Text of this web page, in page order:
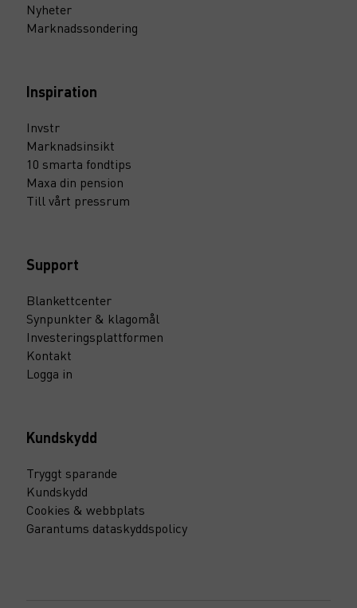
Nyheter
Marknadssondering
Inspiration
Invstr
Marknadsinsikt
10 smarta fondtips
Maxa din pension
Till vårt pressrum
Support
Blankettcenter
Synpunkter & klagomål
Investeringsplattformen
Kontakt
Logga in
Kundskydd
Tryggt sparande
Kundskydd
Cookies & webbplats
Garantums dataskyddspolicy